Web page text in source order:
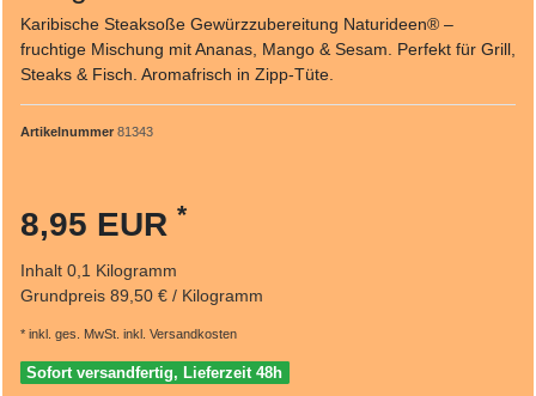
Karibische Steaksoße Gewürzzubereitung Naturideen® –
fruchtige Mischung mit Ananas, Mango & Sesam. Perfekt für Grill,
Steaks & Fisch. Aromafrisch in Zipp-Tüte.
Artikelnummer 81343
8,95 EUR *
Inhalt 0,1 Kilogramm
Grundpreis 89,50 € / Kilogramm
* inkl. ges. MwSt. inkl. Versandkosten
Sofort versandfertig, Lieferzeit 48h